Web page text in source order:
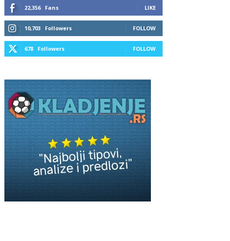
22,356 Fans LIKE
10,703 Followers FOLLOW
678 Followers FOLLOW